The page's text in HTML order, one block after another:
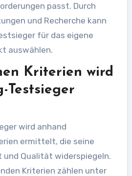
passt. Durch
und Recherche kann
für das eigene
auswählen.
Kriterien wird
Testsieger
wird anhand
ermittelt, die seine
Qualität widerspiegeln.
Kriterien zählen unter